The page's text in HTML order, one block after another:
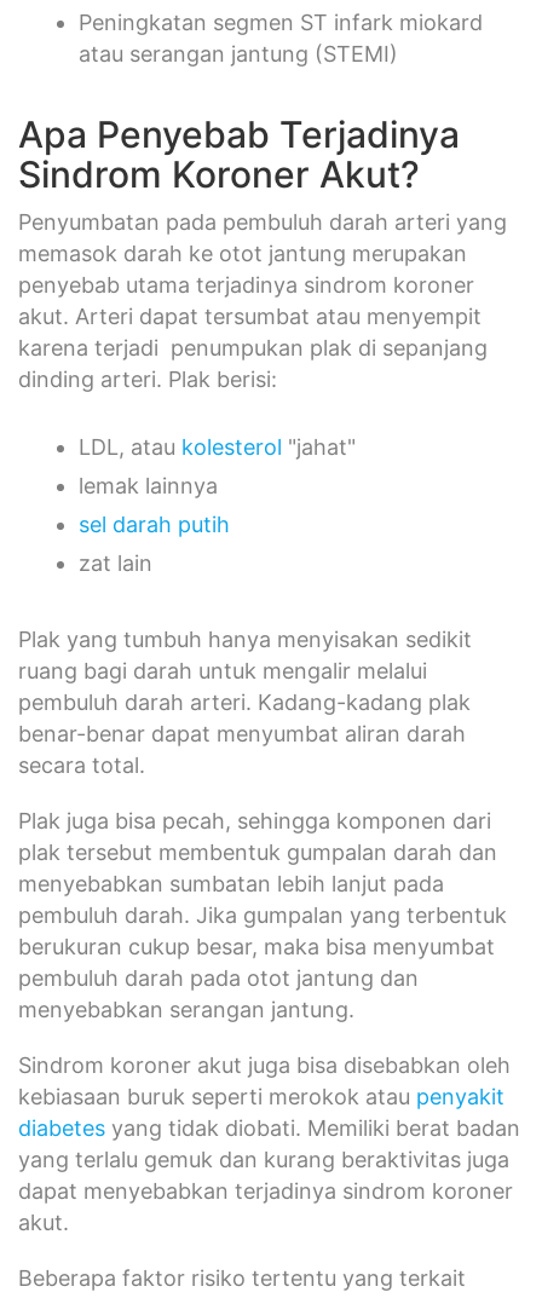
Peningkatan segmen ST infark miokard
atau serangan jantung (STEMI)
Apa Penyebab Terjadinya
Sindrom Koroner Akut?
Penyumbatan pada pembuluh darah arteri yang
memasok darah ke otot jantung merupakan
penyebab utama terjadinya sindrom koroner
akut. Arteri dapat tersumbat atau menyempit
karena terjadi penumpukan plak di sepanjang
dinding arteri. Plak berisi:
LDL, atau kolesterol "jahat"
lemak lainnya
sel darah putih
zat lain
Plak yang tumbuh hanya menyisakan sedikit
ruang bagi darah untuk mengalir melalui
pembuluh darah arteri. Kadang-kadang plak
benar-benar dapat menyumbat aliran darah
secara total.
Plak juga bisa pecah, sehingga komponen dari
plak tersebut membentuk gumpalan darah dan
menyebabkan sumbatan lebih lanjut pada
pembuluh darah. Jika gumpalan yang terbentuk
berukuran cukup besar, maka bisa menyumbat
pembuluh darah pada otot jantung dan
menyebabkan serangan jantung.
Sindrom koroner akut juga bisa disebabkan oleh
kebiasaan buruk seperti merokok atau penyakit
diabetes yang tidak diobati. Memiliki berat badan
yang terlalu gemuk dan kurang beraktivitas juga
dapat menyebabkan terjadinya sindrom koroner
akut.
Beberapa faktor risiko tertentu yang terkait